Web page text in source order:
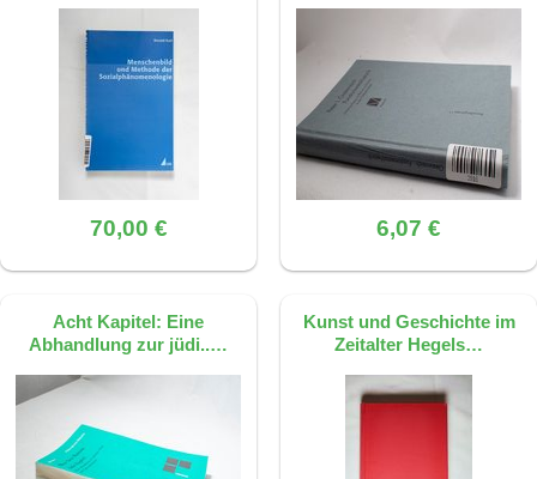
70,00 € 6,07 €
Acht Kapitel: Eine
Abhandlung zur jüdi..…
Kunst und Geschichte im
Zeitalter Hegels…